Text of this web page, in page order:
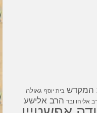
המקדש בית יוסף גאולה
אליהו ובר הרב אלישע